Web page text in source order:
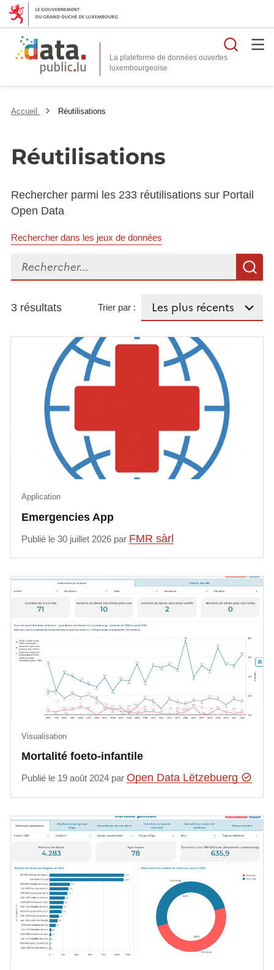
La plateforme de données ouvertes
Accueil Réutilisations
Réutilisations
Rechercher parmi les 233 réutilisations sur Portail
Open Data
Rechercher dans les jeux de données
Rechercher...
3 résultats Trier par :
Emergencies App
Application
Publié le 30 juillet 2026 par FMR sàrl
Mortalité foeto-infantile
Visualisation
Publié le 19 août 2024 parOpen Data Lëtzebuerg